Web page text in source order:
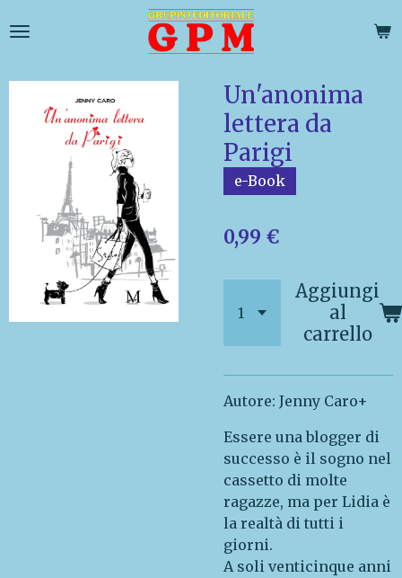
al
principale
Un'anonima
lettera da
Parigi
e-Book
0,99 €
Aggiungi
al
carrello
Autore: Jenny Caro+
Essere una blogger di
successo è il sogno nel
cassetto di molte
ragazze, ma per Lidia è
la realtà di tutti i
giorni.
A soli venticinque anni